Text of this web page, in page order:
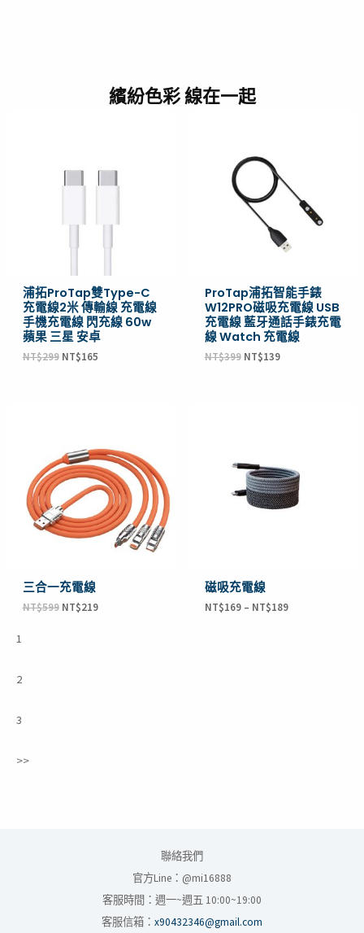
繽紛色彩 線在一起
浦拓ProTap雙Type-C
充電線2米 傳輸線 充電線
手機充電線 閃充線 60w
蘋果 三星 安卓
NT$299
NT$299。
NT$165
NT$165。
ProTap浦拓智能手錶
W12PRO磁吸充電線 USB
充電線 藍牙通話手錶充電
線 Watch 充電線
NT$399
格：
NT$399。
NT$139
三合一充電線
NT$599
格：
NT$599。
NT$219
格：
NT$219。
磁吸充電線
NT$169– NT$189
1
2
3
>>
聯絡我們
官方Line：@mi16888
客服時間：週一~週五 10:00~19:00
客服信箱： x90432346@gmail.com